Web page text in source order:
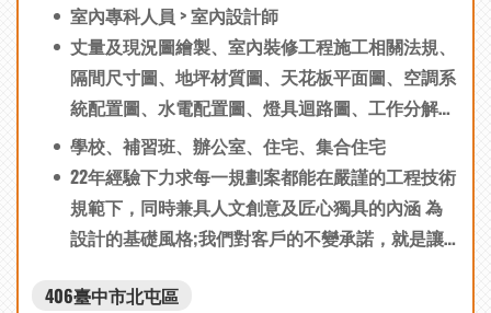
室內專科人員 > 室內設計師
丈量及現況圖繪製、室內裝修工程施工相關法規、
隔間尺寸圖、地坪材質圖、天花板平面圖、空調系
統配置圖、水電配置圖、燈具迴路圖、工作分解結
構、資源分派、任務排程、進度追蹤、製作施工查
核簡報、監造人員指揮管理、設備表、材料表、傢
俱傢飾表、繪製設計平面圖、簡報製作、估價表單
製作、工作時程擬定、立面索引圖、各向立面圖、
學校、補習班、辦公室、住宅、集合住宅
22年經驗下力求每一規劃案都能在嚴謹的工程技術
規範下，同時兼具人文創意及匠心獨具的內涵 為
設計的基礎風格;我們對客戶的不變承諾，就是讓
詳實的諮詢規劃、優良的工程品質，更是我們自始
406臺中市北屯區